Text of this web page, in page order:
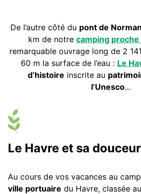
De l’autre côté du pont de
km de notre camping proche
remarquable ouvrage long de 2
60 m la surface de l’eau : Le
d’histoire inscrite au
l’Unesco…
Le Havre et sa
Au cours de vos vacances au
ville portuaire du Havre, classée au